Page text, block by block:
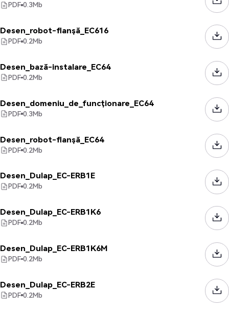
PDF 0.3Mb
Desen_robot-flanșă_EC616
PDF 0.2Mb
Desen_bază-instalare_EC64
PDF 0.2Mb
Desen_domeniu_de_funcționare_EC64
PDF 0.3Mb
Desen_robot-flanșă_EC64
PDF 0.2Mb
Desen_Dulap_EC-ERB1E
PDF 0.2Mb
Desen_Dulap_EC-ERB1K6
PDF 0.2Mb
Desen_Dulap_EC-ERB1K6M
PDF 0.2Mb
Desen_Dulap_EC-ERB2E
PDF 0.2Mb